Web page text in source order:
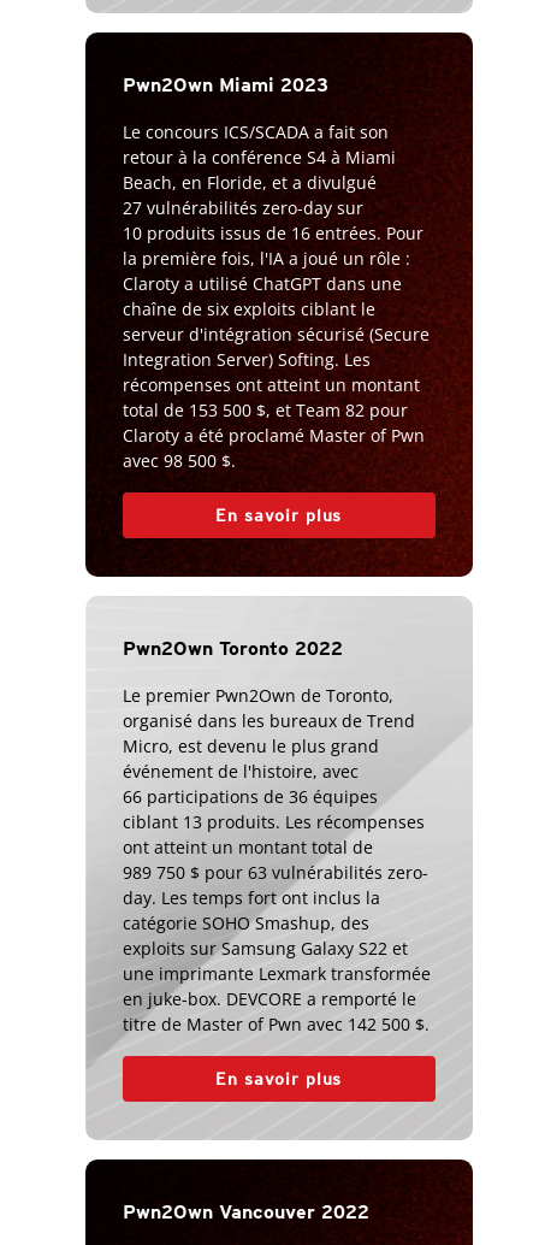
Pwn2Own Miami 2023
Le concours ICS/SCADA a fait son
retour à la conférence S4 à Miami
Beach, en Floride, et a divulgué
27 vulnérabilités zero-day sur
10 produits issus de 16 entrées. Pour
la première fois, l'IA a joué un rôle :
Claroty a utilisé ChatGPT dans une
chaîne de six exploits ciblant le
serveur d'intégration sécurisé (Secure
Integration Server) Softing. Les
récompenses ont atteint un montant
total de 153 500 $, et Team 82 pour
Claroty a été proclamé Master of Pwn
avec 98 500 $.
En savoir plus
Pwn2Own Toronto 2022
Le premier Pwn2Own de Toronto,
organisé dans les bureaux de Trend
Micro, est devenu le plus grand
événement de l'histoire, avec
66 participations de 36 équipes
ciblant 13 produits. Les récompenses
ont atteint un montant total de
989 750 $ pour 63 vulnérabilités zero-
day. Les temps fort ont inclus la
catégorie SOHO Smashup, des
exploits sur Samsung Galaxy S22 et
une imprimante Lexmark transformée
en juke-box. DEVCORE a remporté le
titre de Master of Pwn avec 142 500 $.
En savoir plus
Pwn2Own Vancouver 2022